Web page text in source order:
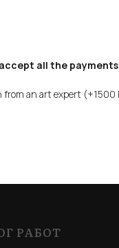
accept all the payments
an art expert (+1500
РАБОТ